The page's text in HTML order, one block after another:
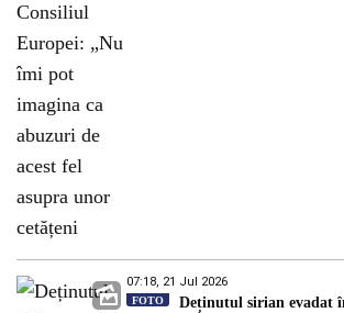
07:18, 21 Jul 2026
FOTO
Deținutul sirian evadat